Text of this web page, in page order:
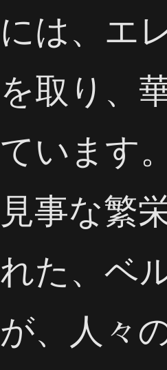
には、エ
を取り、
ています。
見事な繁
れた、ベ
が、人々